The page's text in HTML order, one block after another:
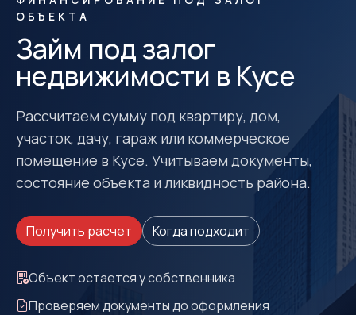
ОБЪЕКТА
Займ под залог
недвижимости в Кусе
Рассчитаем сумму под квартиру, дом,
участок, дачу, гараж или коммерческое
помещение в Кусе. Учитываем документы,
состояние объекта и ликвидность района.
Получить расчет Когда подходит
Объект остается у собственника
Проверяем документы до оформления